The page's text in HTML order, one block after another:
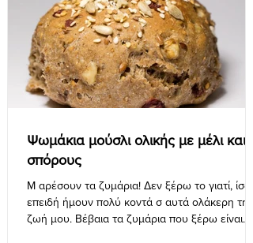
Ψωμάκια μούσλι ολικής με μέλι και
σπόρους
Μ αρέσουν τα ζυμάρια! Δεν ξέρω το γιατί, ίσως
επειδή ήμουν πολύ κοντά σ αυτά ολάκερη τη
ζωή μου. Βέβαια τα ζυμάρια που ξέρω είναι